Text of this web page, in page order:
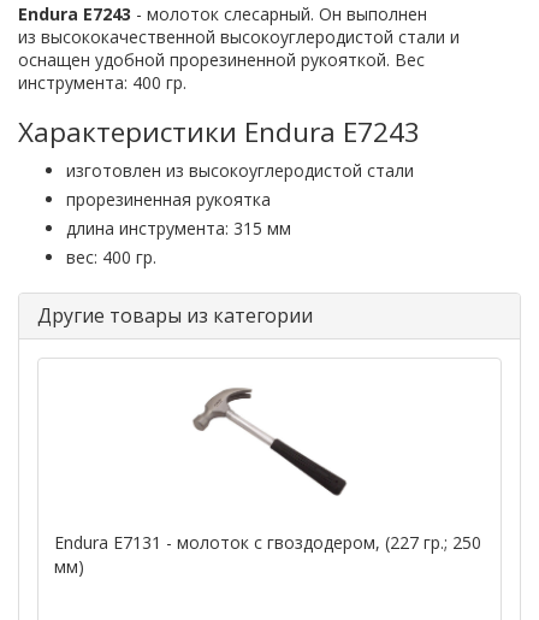
Endura E7243 - молоток слесарный. Он выполнен
из высококачественной высокоуглеродистой стали и
оснащен удобной прорезиненной рукояткой. Вес
инструмента: 400 гр.
Характеристики Endura E7243
изготовлен из высокоуглеродистой стали
прорезиненная рукоятка
длина инструмента: 315 мм
вес: 400 гр.
Другие товары из категории
Endura E7131 - молоток с гвоздодером, (227 гр.; 250
мм)